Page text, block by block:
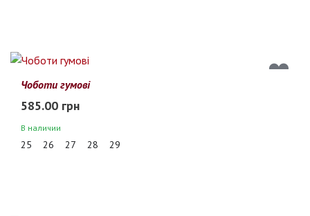
Чоботи гумові
585.00 грн
В наличии
25 26 27 28 29